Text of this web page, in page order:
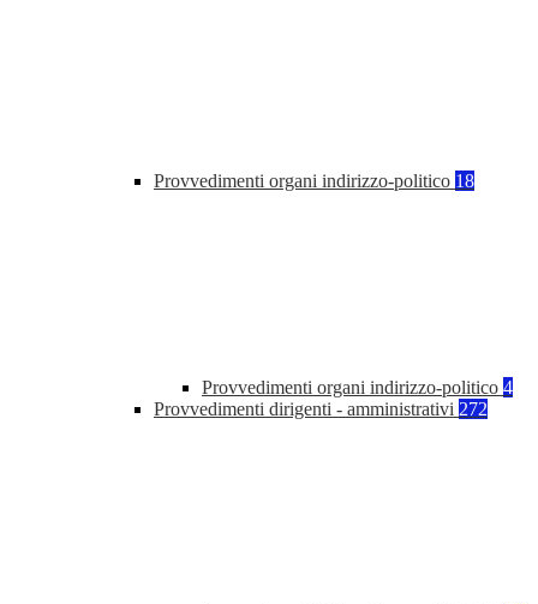
Provvedimenti organi indirizzo-politico 18
Provvedimenti organi indirizzo-politico 4
Provvedimenti dirigenti - amministrativi 272